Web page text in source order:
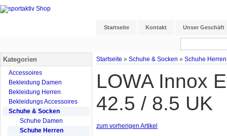
Startseite Kontakt Unser Geschäft
Startseite » Schuhe & Socken » Schuhe Herren
LOWA Innox
42.5 / 8.5 UK
zum vorherigen Artikel
Kategorien
Accessoires
Bekleidung Damen
Bekleidung Herren
Bekleidungs Accessoires
Schuhe & Socken
Schuhe Damen
Schuhe Herren